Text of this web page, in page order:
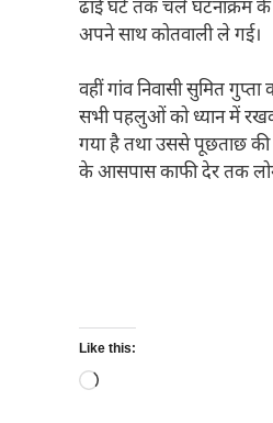
ढाई घंटे तक चले घटनाक्रम के
अपने साथ कोतवाली ले गई।
वहीं गांव निवासी सुमित
सभी पहलुओं को ध्यान में
गया है तथा उससे पूछताछ की
के आसपास काफी देर तक
Like this:
Loading…